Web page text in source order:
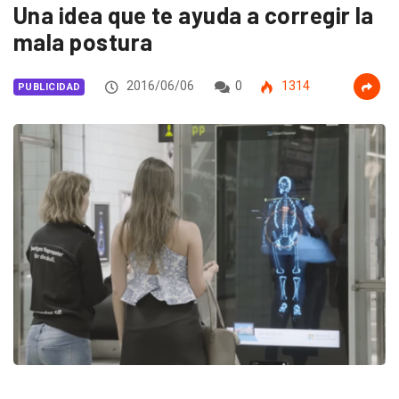
Una idea que te ayuda a corregir la
mala postura
PUBLICIDAD 2016/06/06 0 1314